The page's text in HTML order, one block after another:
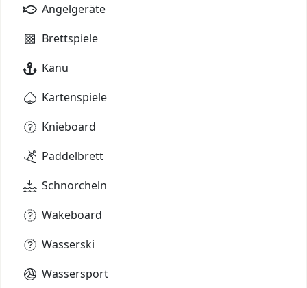
Angelgeräte
Brettspiele
Kanu
Kartenspiele
Knieboard
Paddelbrett
Schnorcheln
Wakeboard
Wasserski
Wassersport